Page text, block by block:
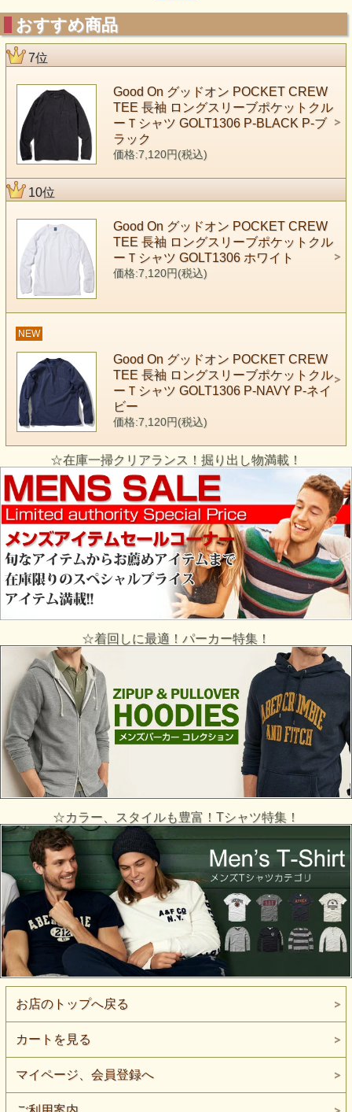
おすすめ商品
7位
Good On グッドオン POCKET CREW
TEE 長袖 ロングスリーブポケットクル
ーＴシャツ GOLT1306 P-BLACK P-ブ
ラック
価格:7,120円(税込)
10位
Good On グッドオン POCKET CREW
TEE 長袖 ロングスリーブポケットクル
ーＴシャツ GOLT1306 ホワイト
価格:7,120円(税込)
NEW
Good On グッドオン POCKET CREW
TEE 長袖 ロングスリーブポケットクル
ーＴシャツ GOLT1306 P-NAVY P-ネイ
ビー
価格:7,120円(税込)
☆在庫一掃クリアランス！掘り出し物満載！
☆着回しに最適！パーカー特集！
☆カラー、スタイルも豊富！Tシャツ特集！
お店のトップへ戻る
カートを見る
マイページ、会員登録へ